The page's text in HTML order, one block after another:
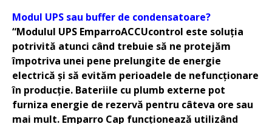
Modul UPS sau buffer de condensatoare?
“Modulul UPS EmparroACCUcontrol este soluția
potrivită atunci când trebuie să ne protejăm
împotriva unei pene prelungite de energie
electrică și să evităm perioadele de nefuncționare
în producție. Bateriile cu plumb externe pot
furniza energie de rezervă pentru câteva ore sau
mai mult. Emparro Cap funcționează utilizând